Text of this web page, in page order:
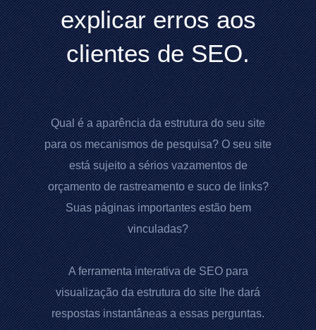
explicar erros aos
clientes de SEO.
Qual é a aparência da estrutura do seu site
para os mecanismos de pesquisa? O seu site
está sujeito a sérios vazamentos de
orçamento de rastreamento e suco de links?
Suas páginas importantes estão bem
vinculadas?
A ferramenta interativa de SEO para
visualização da estrutura do site lhe dará
respostas instantâneas a essas perguntas.